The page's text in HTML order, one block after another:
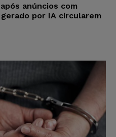
anúncios com
por IA circularem